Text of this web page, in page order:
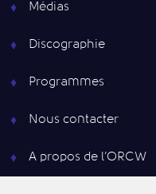
Médias
Discographie
Programmes
Nous contacter
A propos de l’ORCW